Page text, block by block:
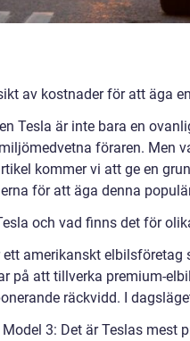
av kostnader för att äga
Tesla är inte bara en
föraren. Men
kommer vi att ge en
för att äga denna
och vad finns det för
ett amerikanskt elbilsföretag
på att tillverka premium-
räckvidd. I
Model 3: Det är Teslas mest